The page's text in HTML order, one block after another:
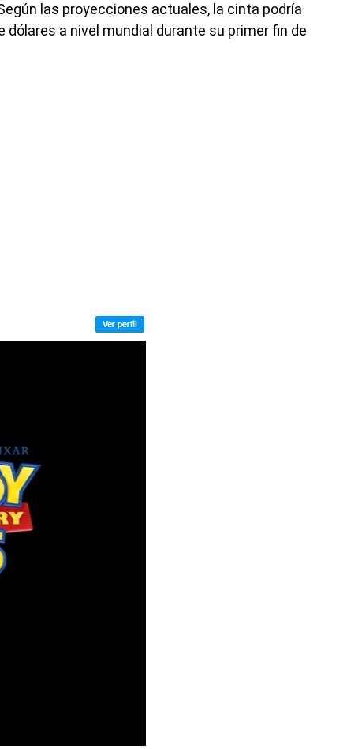
las proyecciones actuales, la cinta podría
dólares a nivel mundial durante su primer fin de